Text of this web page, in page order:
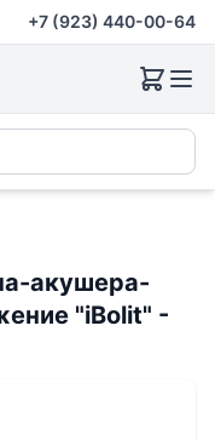
+7 (923) 440-00-64
акушера-
"iBolit" -